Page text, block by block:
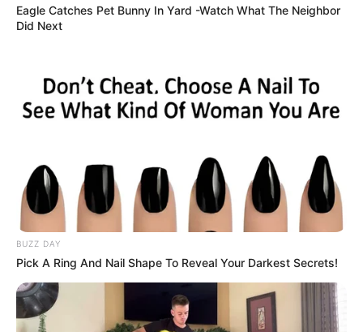
nehezebben, és ki könnyebben a versenybe.
először vehetnek részt a verseny alakulásának
alakításában. A kaland, a versengés és az új
Eagle Catches Pet Bunny In Yard -Watch What The Neighbor
Did Next
BUZZ DAY
Pick A Ring And Nail Shape To Reveal Your Darkest Secrets!